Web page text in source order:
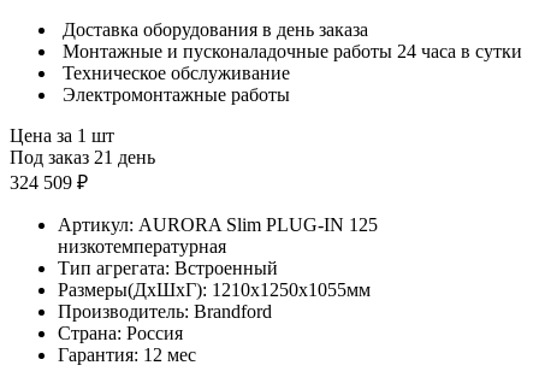
Доставка оборудования в день заказа
Монтажные и пусконаладочные работы 24 часа в сутки
Техническое обслуживание
Электромонтажные работы
Цена за 1 шт
Под заказ 21 день
324 509 ₽
Артикул: AURORA Slim PLUG-IN 125
низкотемпературная
Тип агрегата: Встроенный
Размеры(ДхШхГ): 1210x1250x1055мм
Производитель: Brandford
Страна: Россия
Гарантия: 12 мес